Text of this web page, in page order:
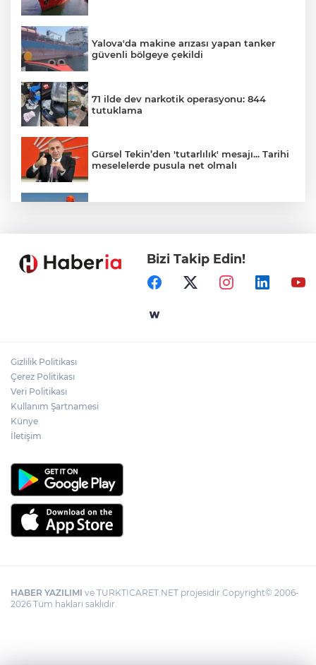
Yalova'da makine arızası yapan tanker
güvenli bölgeye çekildi
71 ilde dev narkotik operasyonu: 844
tutuklama
Gürsel Tekin’den 'tutarlılık' mesajı... Tarihi
meselelerde pusula net olmalı
Samsun’da Alaçam'a yeni yaşam alanı
Yapay zekada onlarca uygulamanın
Bizi Takip Edin!
Gizlilik Politikası
Çerez Politikası
Veri Politikası
Kullanım Şartnamesi
Künye
İletişim
HABER YAZILIMI ve TURKTICARET.NET projesidir Copyright© 2006-
2026 Tüm hakları saklıdır.